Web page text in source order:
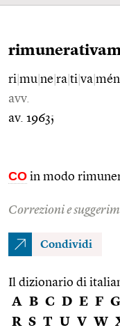
ri mu ne ra ti va mén
avv.
av. 1963;
CO in modo
Correzioni e
Condividi
Il dizionario di
A B C D E F G
R S T U V W